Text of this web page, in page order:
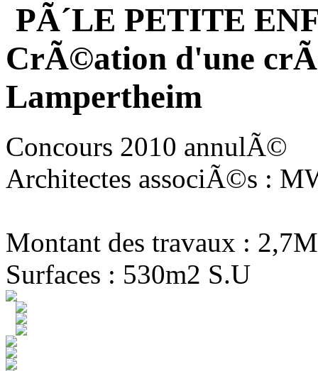
PÃ´LE PETITE
CrÃ©ation d'une
Lampertheim
Concours 2010 annulÃ©
Architectes associÃ©s :
Montant des travaux :
Surfaces : 530m2 S.U